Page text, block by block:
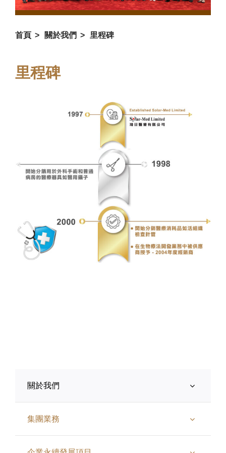
首頁 > 關於我們 > 里程碑
里程碑
關於我們
集團業務